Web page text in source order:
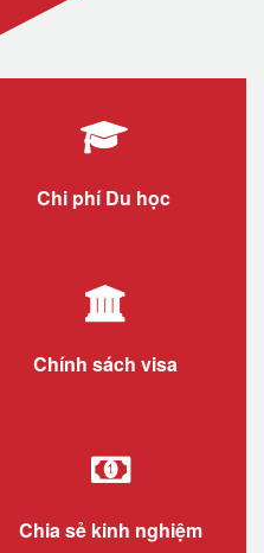
Chi phí Du học
Chính sách visa
Chia sẻ kinh nghiệm